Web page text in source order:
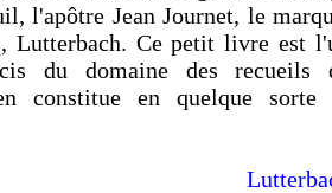
l'apôtre Jean Journet, le
Lutterbach. Ce petit livre est
du domaine des recueils
constitue en quelque sorte